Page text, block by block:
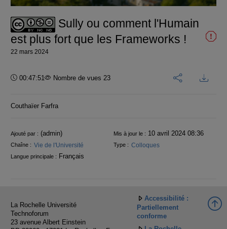
vidéo
Sully ou comment l'Humain
est plus fort que les Frameworks !
22 mars 2024
Durée :
00:47:51 Nombre de vues 23
Couthaïer Farfra
Informations
Ajouté par : (admin) Mis à jour le : 10 avril 2024 08:36
Chaîne : Vie de l'Université Type : Colloques
Langue principale : Français
La Rochelle Université
Technoforum
23 avenue Albert Einstein
Accessibilité :
Partiellement
conforme